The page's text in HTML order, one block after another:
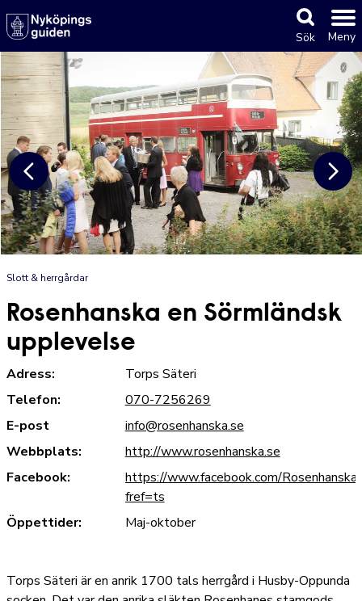
Sök Meny
Slott & herrgårdar
Rosenhanska en Sörmländsk
upplevelse
Adress:
Torps Säteri
Telefon:
070-7256269
E-post
info@rosenhanska.se
Webbplats:
http://www.rosenhanska.se
Facebook:
https://www.facebook.com/
fref=ts
Öppettider:
Maj-oktober
Torps Säteri är en anrik 1700 tals herrgård i Husby-Oppunda